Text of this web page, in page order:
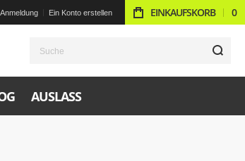
Anmeldung Ein Konto erstellen EINKAUFSKORB 0
AUSLASS